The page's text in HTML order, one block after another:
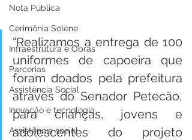
Nota Pública
Cerimônia Solene
Infraestrutura e Obras
Parcerias
Assistência Social
Inovação e tecnologia
Assistência social
“Realizamos a entrega de 100
uniformes de capoeira que
foram doados pela prefeitura
através do Senador Petecão,
para crianças, jovens e
adolescentes do projeto